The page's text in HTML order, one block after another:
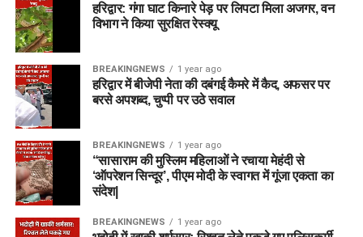
हरिद्वार: गंगा घाट किनारे पेड़ पर लिपटा मिला अजगर, वन
विभाग ने किया सुरक्षित रेस्क्यू
BREAKINGNEWS 1 year ago
हरिद्वार में बीजेपी नेता की दबंगई कैमरे में कैद, अफसर पर
बरसे अपशब्द, चुप्पी पर उठे सवाल
BREAKINGNEWS 1 year ago
“सासाराम की मुस्लिम महिलाओं ने रचाया मेहंदी से
‘ऑपरेशन सिन्दूर’, पीएम मोदी के स्वागत में गूंजा एकता का
संदेश|
BREAKINGNEWS 1 year ago